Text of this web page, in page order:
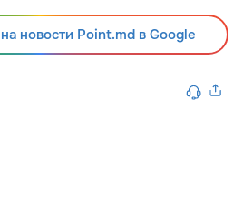
новости Point.md в Google